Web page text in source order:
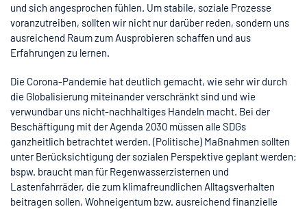
und sich angesprochen fühlen. Um stabile, soziale Prozesse
voranzutreiben, sollten wir nicht nur darüber reden, sondern uns
ausreichend Raum zum Ausprobieren schaffen und aus
Erfahrungen zu lernen.
Die Corona-Pandemie hat deutlich gemacht, wie sehr wir durch
die Globalisierung miteinander verschränkt sind und wie
verwundbar uns nicht-nachhaltiges Handeln macht. Bei der
Beschäftigung mit der Agenda 2030 müssen alle SDGs
ganzheitlich betrachtet werden. (Politische) Maßnahmen sollten
unter Berücksichtigung der sozialen Perspektive geplant werden;
bspw. braucht man für Regenwasserzisternen und
Lastenfahrräder, die zum klimafreundlichen Alltagsverhalten
beitragen sollen, Wohneigentum bzw. ausreichend finanzielle